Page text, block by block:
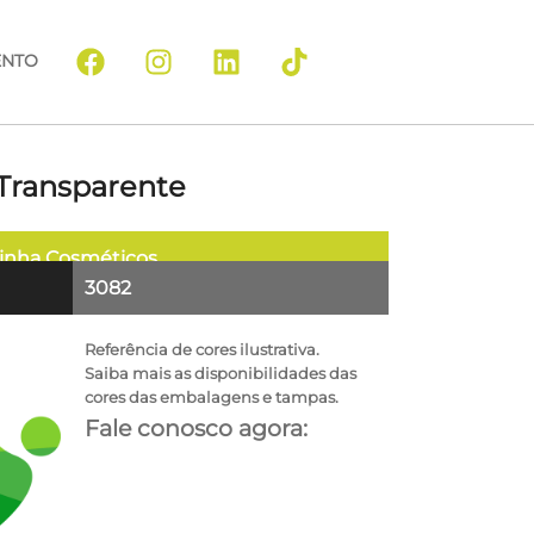
Cosméticos
3082
Referência de cores ilustrativa.
Saiba mais as disponibilidades das
cores das embalagens e tampas.
Fale conosco agora: